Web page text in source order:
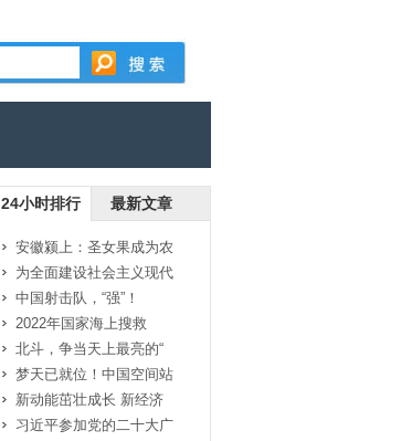
24小时排行 最新文章
安徽颍上：圣女果成为农
为全面建设社会主义现代
中国射击队，“强”！
2022年国家海上搜救
北斗，争当天上最亮的“
梦天已就位！中国空间站
新动能茁壮成长 新经济
习近平参加党的二十大广